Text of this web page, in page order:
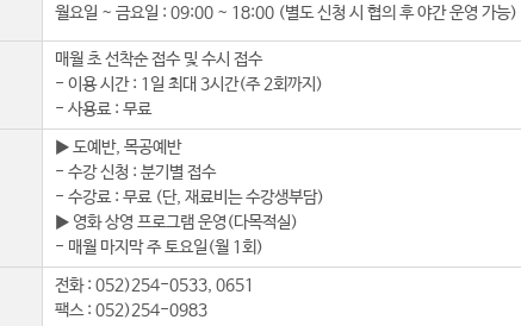
월요일 ~ 금요일 : 09:00 ~ 18:00 (별도 신청 시 협의 후 야간 운영 가능)
매월 초 선착순 접수 및 수시 접수
- 이용 시간 : 1일 최대 3시간(주 2회까지)
- 사용료 : 무료
▶ 도예반, 목공예반
- 수강 신청 : 분기별 접수
- 수강료 : 무료 (단, 재료비는 수강생부담)
▶ 영화 상영 프로그램 운영(다목적실)
- 매월 마지막 주 토요일(월 1회)
전화 : 052)254-0533, 0651
팩스 : 052)254-0983